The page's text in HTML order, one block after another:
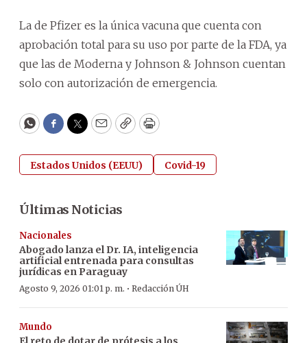
La de Pfizer es la única vacuna que cuenta con
aprobación total para su uso por parte de la FDA, ya
que las de Moderna y Johnson & Johnson cuentan
solo con autorización de emergencia.
WhatsApp
Facebook
Twitter
EmailCopyPrint
Estados Unidos (EEUU) Covid-19
Últimas Noticias
Nacionales
Abogado lanza el Dr. IA, inteligencia
artificial entrenada para consultas
jurídicas en Paraguay
Agosto 9, 2026 01:01 p. m. · Redacción ÚH
Mundo